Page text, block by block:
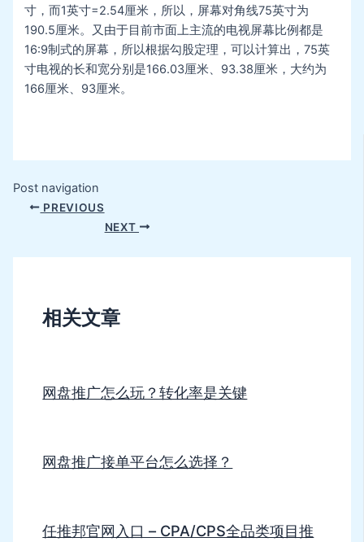
寸，而1英寸=2.54厘米，所以，屏幕对角线75英寸为
190.5厘米。又由于目前市面上主流的电视屏幕比例都是
16:9制式的屏幕，所以根据勾股定理，可以计算出，75英
寸电视的长和宽分别是166.03厘米、93.38厘米，大约为
166厘米、93厘米。
Post navigation
PREVIOUS
NEXT
相关文章
网盘推广怎么玩？转化率是关键
网盘推广接单平台怎么选择？
任推邦官网入口 – CPA/CPS全品类项目推